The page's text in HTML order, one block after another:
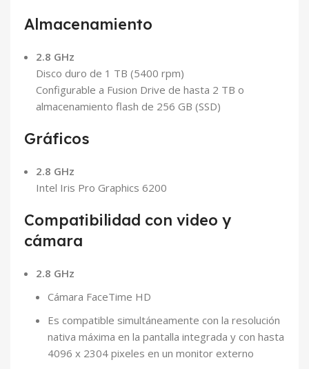
Almacenamiento
2.8 GHz
Disco duro de 1 TB (5400 rpm)
Configurable a Fusion Drive de hasta 2 TB o
almacenamiento flash de 256 GB (SSD)
Gráficos
2.8 GHz
Intel Iris Pro Graphics 6200
Compatibilidad con video y
cámara
2.8 GHz
Cámara FaceTime HD
Es compatible simultáneamente con la resolución
nativa máxima en la pantalla integrada y con hasta
4096 x 2304 pixeles en un monitor externo